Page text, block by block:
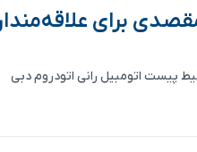
برای
پیست اتومبیل رانی اتودروم دبی